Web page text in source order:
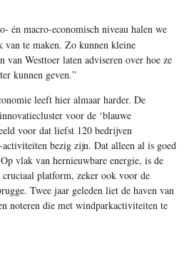
én macro-economisch niveau halen we
van te maken. Zo kunnen kleine
van Westtoer laten adviseren over hoe ze
kunnen geven.”
leeft hier almaar harder. De
voor de ‘blauwe
voor dat liefst 120 bedrijven
bezig zijn. Dat alleen al is goed
vlak van hernieuwbare energie, is de
platform, zeker ook voor de
Twee jaar geleden liet de haven van
noteren die met windparkactiviteiten te